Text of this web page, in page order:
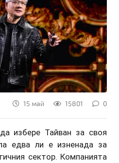
15 май 15801 0
избере Тайван за своя
едва ли е изненада за
сектор. Компанията